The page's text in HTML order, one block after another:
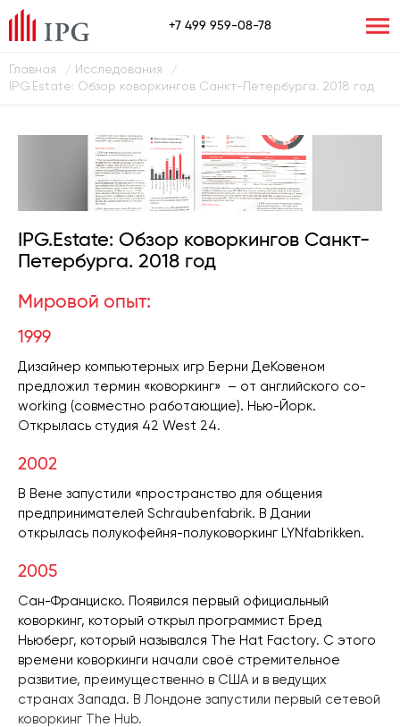
+7 499 959-08-78
Главная / Исследования /
IPG.Estate: Обзор коворкингов Санкт-Петербурга. 2018 год
IPG.Estate: Обзор коворкингов Санкт-
Петербурга. 2018 год
Мировой опыт:
1999
Дизайнер компьютерных игр Берни ДеКовеном
предложил термин «коворкинг» – от английского co-
working (совместно работающие). Нью-Йорк.
Открылась студия 42 West 24.
2002
В Вене запустили «пространство для общения
предпринимателей Schraubenfabrik. В Дании
открылась полукофейня-полуковоркинг LYNfabrikken.
2005
Сан-Франциско. Появился первый официальный
коворкинг, который открыл программист Бред
Ньюберг, который назывался The Hat Factory. С этого
времени коворкинги начали своё стремительное
развитие, преимущественно в США и в ведущих
странах Запада. В Лондоне запустили первый сетевой
коворкинг The Hub.